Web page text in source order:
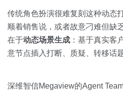
传统角色扮演很难复刻这种动态
顺着销售说，或者故意刁难但缺
在于动态场景生成 ：基于真实客
意节点插入打断、质疑、转移话题
深维智信Megaview的Agent